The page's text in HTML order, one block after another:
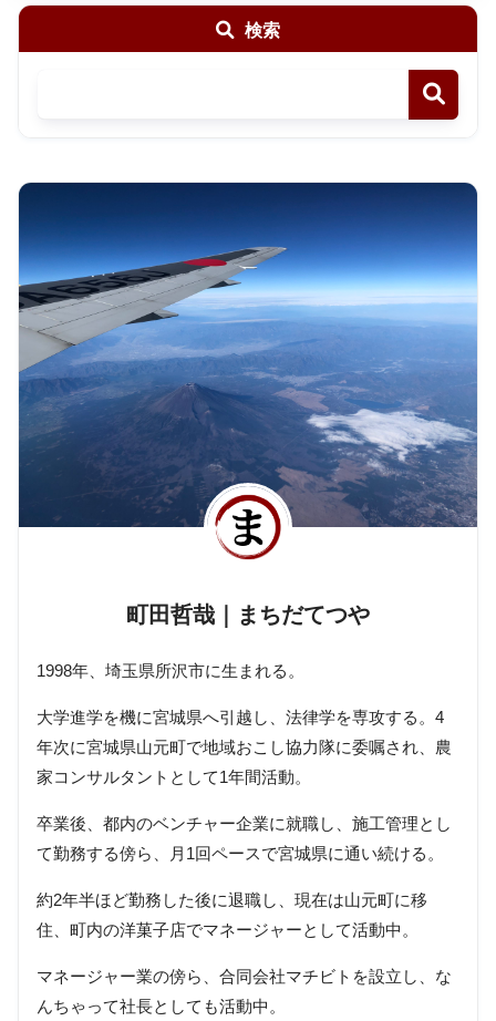
検索
町田哲哉｜まちだてつや
1998年、埼玉県所沢市に生まれる。
大学進学を機に宮城県へ引越し、法律学を専攻する。4
年次に宮城県山元町で地域おこし協力隊に委嘱され、農
家コンサルタントとして1年間活動。
卒業後、都内のベンチャー企業に就職し、施工管理とし
て勤務する傍ら、月1回ペースで宮城県に通い続ける。
約2年半ほど勤務した後に退職し、現在は山元町に移
住、町内の洋菓子店でマネージャーとして活動中。
マネージャー業の傍ら、合同会社マチビトを設立し、な
んちゃって社長としても活動中。